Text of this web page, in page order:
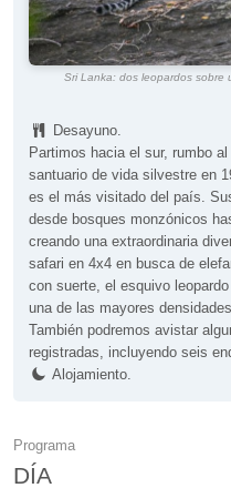
Sri Lanka: dos leopardos sobre
Desayuno.
Partimos hacia el sur, rumbo
santuario de vida silvestre en
es el más visitado del país.
desde bosques monzónicos
creando una extraordinaria
safari en 4x4 en busca de
con suerte, el esquivo
una de las mayores
También podremos avistar
registradas, incluyendo seis
Alojamiento.
Programa
DÍA